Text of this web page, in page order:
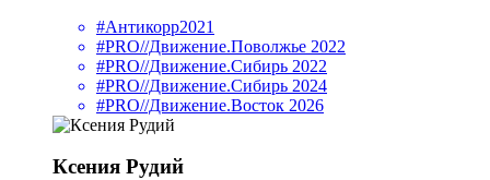
#Антикорр2021
#PRO//Движение.Поволжье 2022
#PRO//Движение.Сибирь 2022
#PRO//Движение.Сибирь 2024
#PRO//Движение.Восток 2026
Ксения Рудий